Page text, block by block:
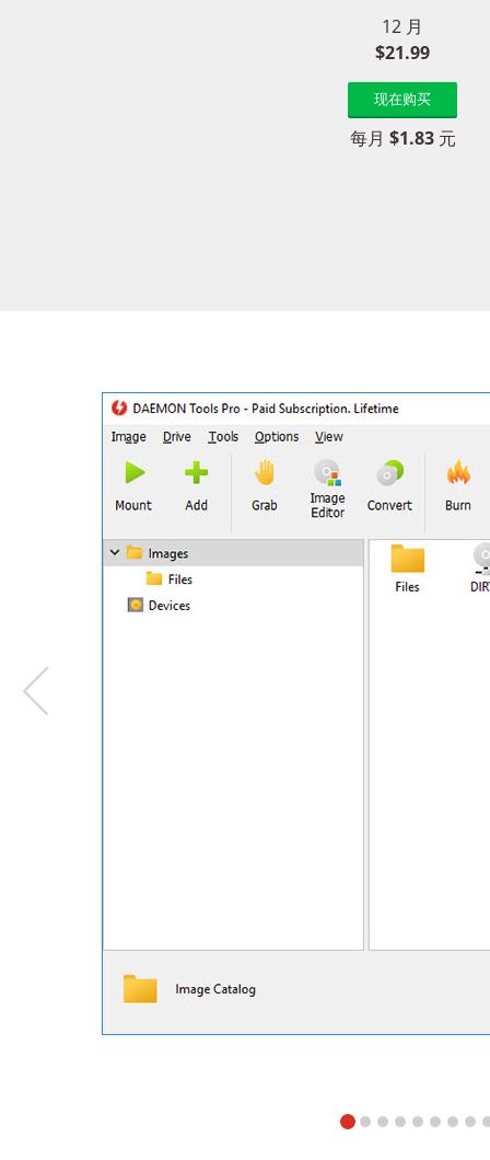
12 月
$21.99
现在购买
每月 $1.83元